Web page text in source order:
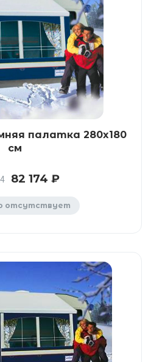
палатка 280x180
см
82 174 ₽
отсутствует